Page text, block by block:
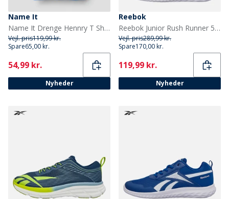
Name It
Name It Drenge Hennry T Shirt Deep Ultramarine
Vejl. pris119,99 kr.
Spare65,00 kr.
Current
54,99 kr.
Nyheder
Reebok
Reebok Junior Rush Runner 5 Neutrale løbesko Sort/Sort/Hvid
Vejl. pris289,99 kr.
Spare170,00 kr.
Current
119,99 kr.
Nyheder